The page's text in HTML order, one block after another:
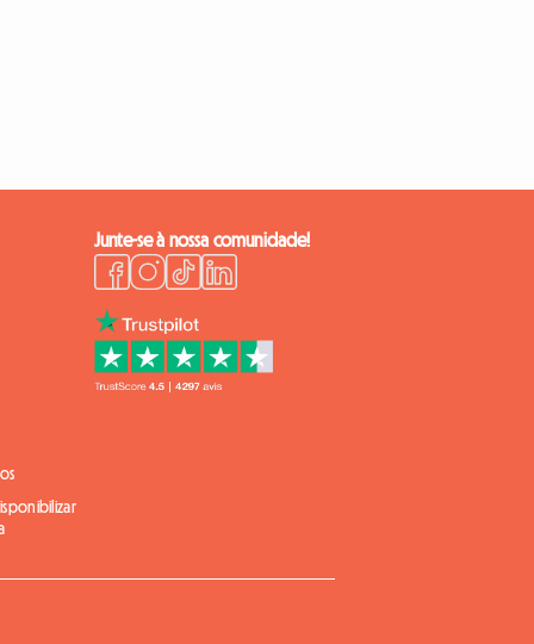
Junte-se à nossa comunidade!